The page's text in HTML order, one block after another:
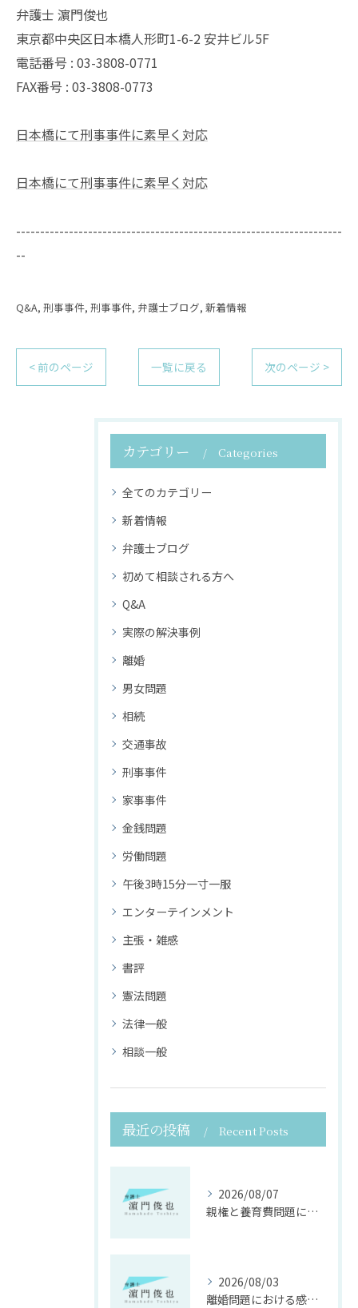
弁護士 濵門俊也
東京都中央区日本橋人形町1-6-2 安井ビル5F
電話番号 : 03-3808-0771
FAX番号 : 03-3808-0773
日本橋にて刑事事件に素早く対応
日本橋にて刑事事件に素早く対応
--------------------------------------------------------------------
--
Q&A 刑事事件 刑事事件 弁護士ブログ 新着情報
< 前のページ 一覧に戻る 次のページ >
カテゴリー Categories
全てのカテゴリー
新着情報
弁護士ブログ
初めて相談される方へ
Q&A
実際の解決事例
離婚
男女問題
相続
交通事故
刑事事件
家事事件
金銭問題
労働問題
午後3時15分一寸一服
エンターテインメント
主張・雑感
書評
憲法問題
法律一般
相談一般
最近の投稿 Recent Posts
2026/08/07
親権と養育費問題に寄り添う法律支援
2026/08/03
離婚問題における感情面に配慮した誠実な法律サポート